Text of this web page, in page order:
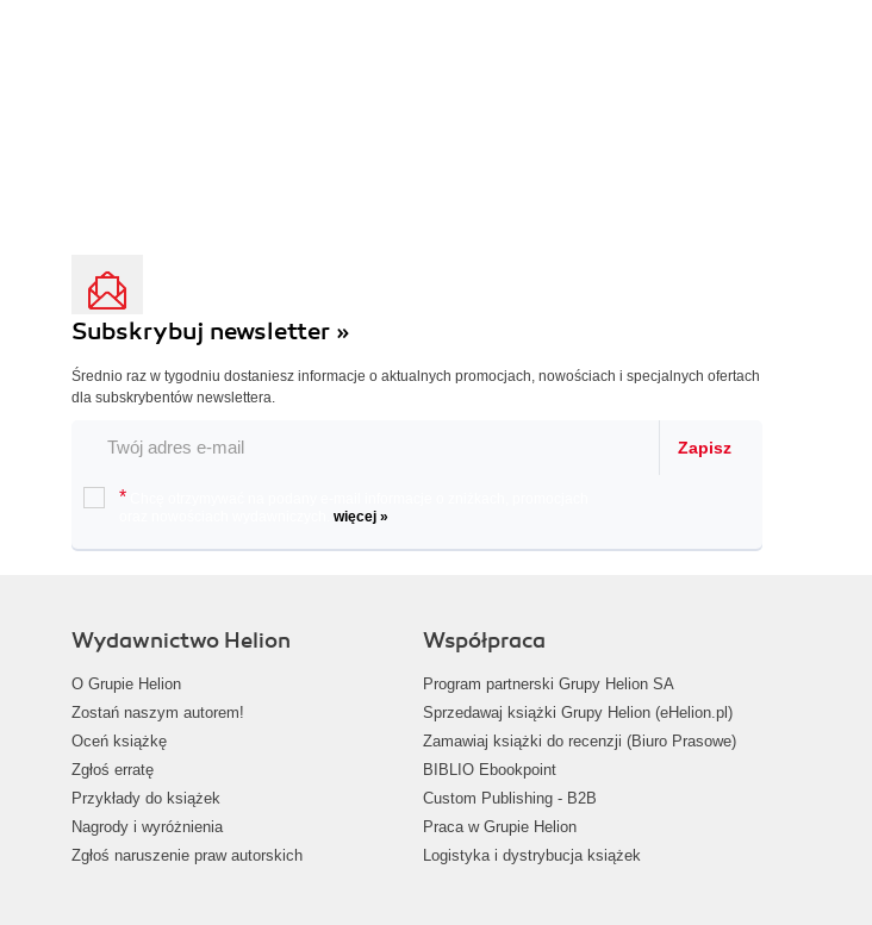
Subskrybuj newsletter »
Średnio raz w tygodniu dostaniesz informacje o aktualnych promocjach, nowościach i specjalnych ofertach
dla subskrybentów newslettera.
Zapisz
*
więcej »
Wydawnictwo Helion
O Grupie Helion
Zostań naszym autorem!
Oceń książkę
Zgłoś erratę
Przykłady do książek
Nagrody i wyróżnienia
Zgłoś naruszenie praw autorskich
Współpraca
Program partnerski Grupy Helion SA
Sprzedawaj książki Grupy Helion (eHelion.pl)
Zamawiaj książki do recenzji (Biuro Prasowe)
BIBLIO Ebookpoint
Custom Publishing - B2B
Praca w Grupie Helion
Logistyka i dystrybucja książek